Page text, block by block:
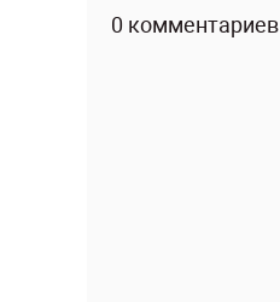
0 комментариев